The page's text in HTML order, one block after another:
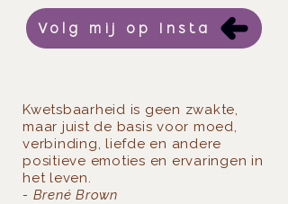
Volg mij op Insta
Kwetsbaarheid is geen zwakte,
maar juist de basis voor moed,
verbinding, liefde en andere
positieve emoties en ervaringen in
het leven.
- Brené Brown